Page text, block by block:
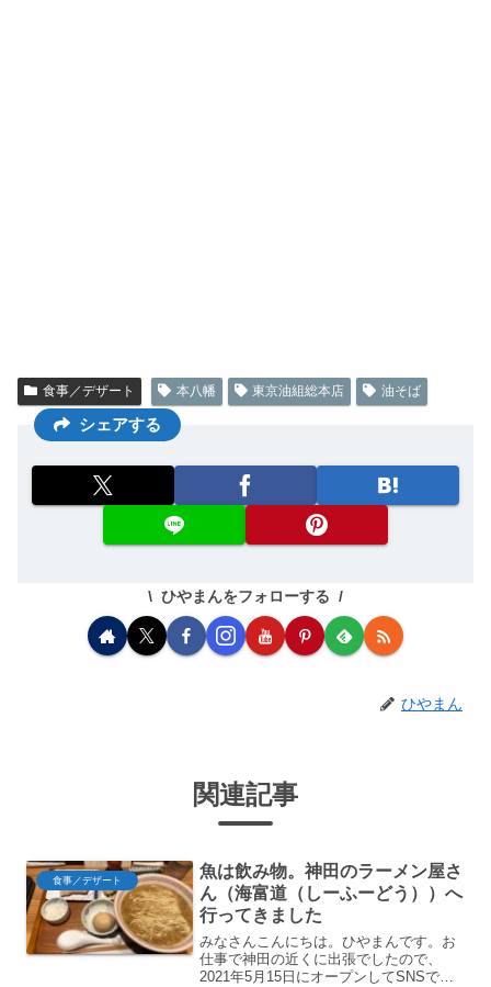
食事／デザート 本八幡 東京油組総本店 油そば
シェアする
ひやまんをフォローする
ひやまん
関連記事
食事／デザート
魚は飲み物。神田のラーメン屋さ
ん（海富道（しーふーどう））へ
行ってきました
みなさんこんにちは。ひやまんです。お
仕事で神田の近くに出張でしたので、
2021年5月15日にオープンしてSNSで話